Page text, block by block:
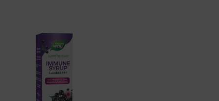
НЕКЛАСИФИЦИРАНИ